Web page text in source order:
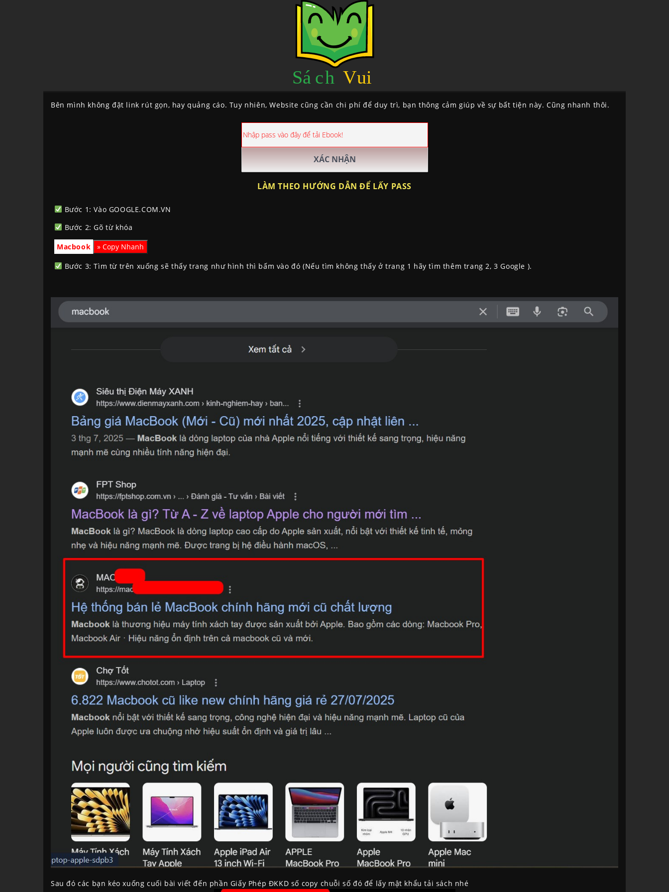
Bên mình không đặt link rút gọn, hay quảng cáo. Tuy nhiên, Website cũng cần chi phí để duy trì, bạn thông cảm giúp về sự bất tiện này. Cũng nhanh thôi.
LÀM THEO HƯỚNG DẪN ĐỂ LẤY PASS
Bước 1: Vào GOOGLE.COM.VN
Bước 2: Gõ từ khóa
Macbook
Bước 3: Tìm từ trên xuống sẽ thấy trang như hình thì bấm vào đó (Nếu tìm không thấy ở trang 1 hãy tìm thêm trang 2, 3 Google ).
Sau đó các bạn kéo xuống cuối bài viết đến phần Giấy Phép ĐKKD số copy chuỗi số đó để lấy mật khẩu tải sách nhé